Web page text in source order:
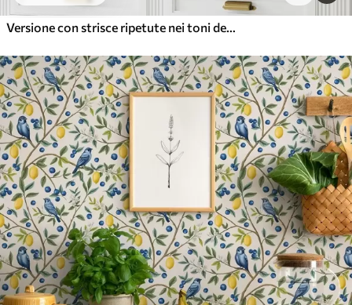
Versione con strisce ripetute nei toni del grigio-blu